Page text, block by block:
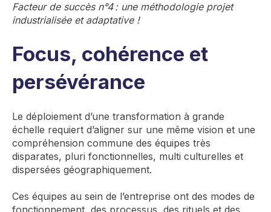
Facteur de succès n°4 : une méthodologie projet
industrialisée et adaptative !
Focus, cohérence et
persévérance
Le déploiement d’une transformation à grande
échelle requiert d’aligner sur une même vision et une
compréhension commune des équipes très
disparates, pluri fonctionnelles, multi culturelles et
dispersées géographiquement.
Ces équipes au sein de l’entreprise ont des modes de